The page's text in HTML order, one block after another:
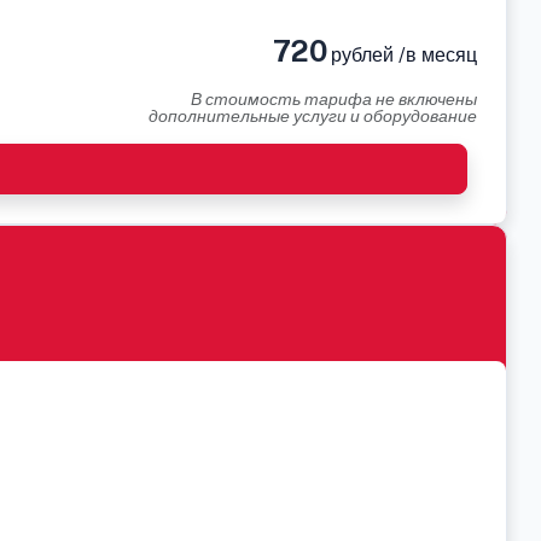
720рублей /в месяц
В стоимость тарифа не включены
дополнительные услуги и оборудование